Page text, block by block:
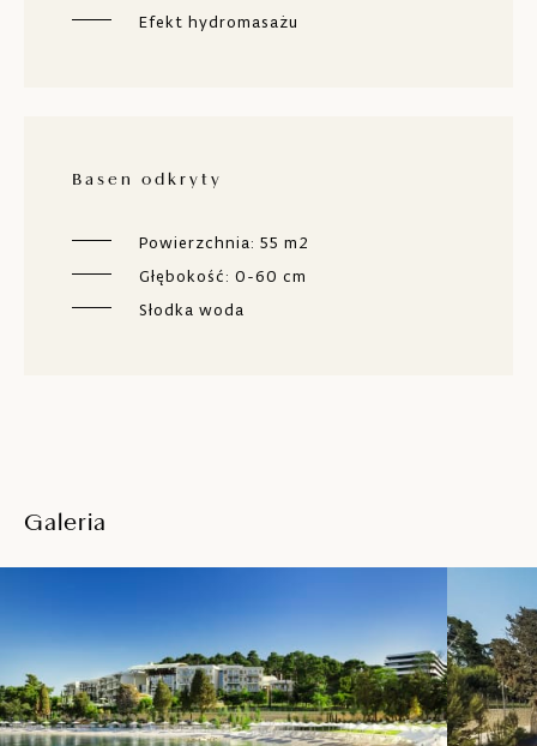
Efekt hydromasażu
Basen odkryty
Powierzchnia: 55 m2
Głębokość: 0-60 cm
Słodka woda
Galeria